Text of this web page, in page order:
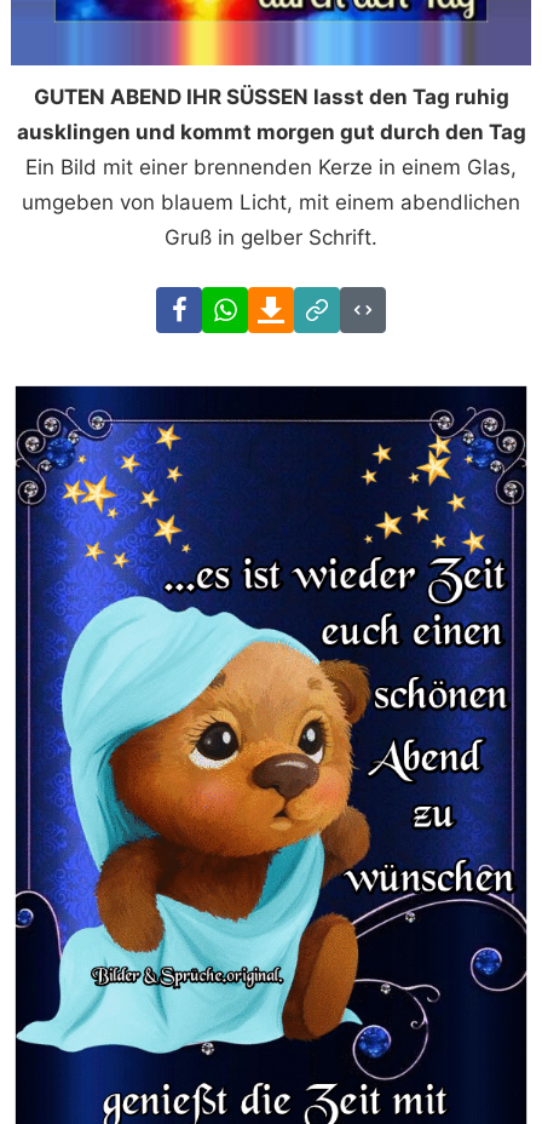
GUTEN ABEND IHR SÜSSEN lasst den Tag ruhig
ausklingen und kommt morgen gut durch den Tag
Ein Bild mit einer brennenden Kerze in einem Glas,
umgeben von blauem Licht, mit einem abendlichen
Gruß in gelber Schrift.
FacebookWhatsAppDownload
Link
Code